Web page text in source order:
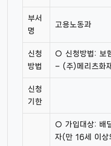
부서
명
고용노동과
신청
방법
○ 신청방법: 보
– (주)메리츠화
신청
기한
○ 가입대상: 배
자(만 16세 이상